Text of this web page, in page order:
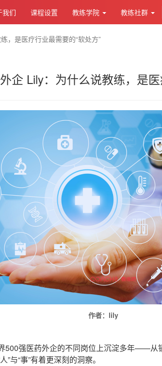
我们 课程设置 教练学院 教练社群
，是医疗行业最需要的“软处方”
企 Lily：为什么说教练，是
作者：lily
500强医药外企的不同岗位上沉淀多年——从
人”与“事”有着更深刻的洞察。